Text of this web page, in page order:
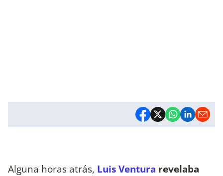
Alguna horas atrás, Luis Ventura revelaba